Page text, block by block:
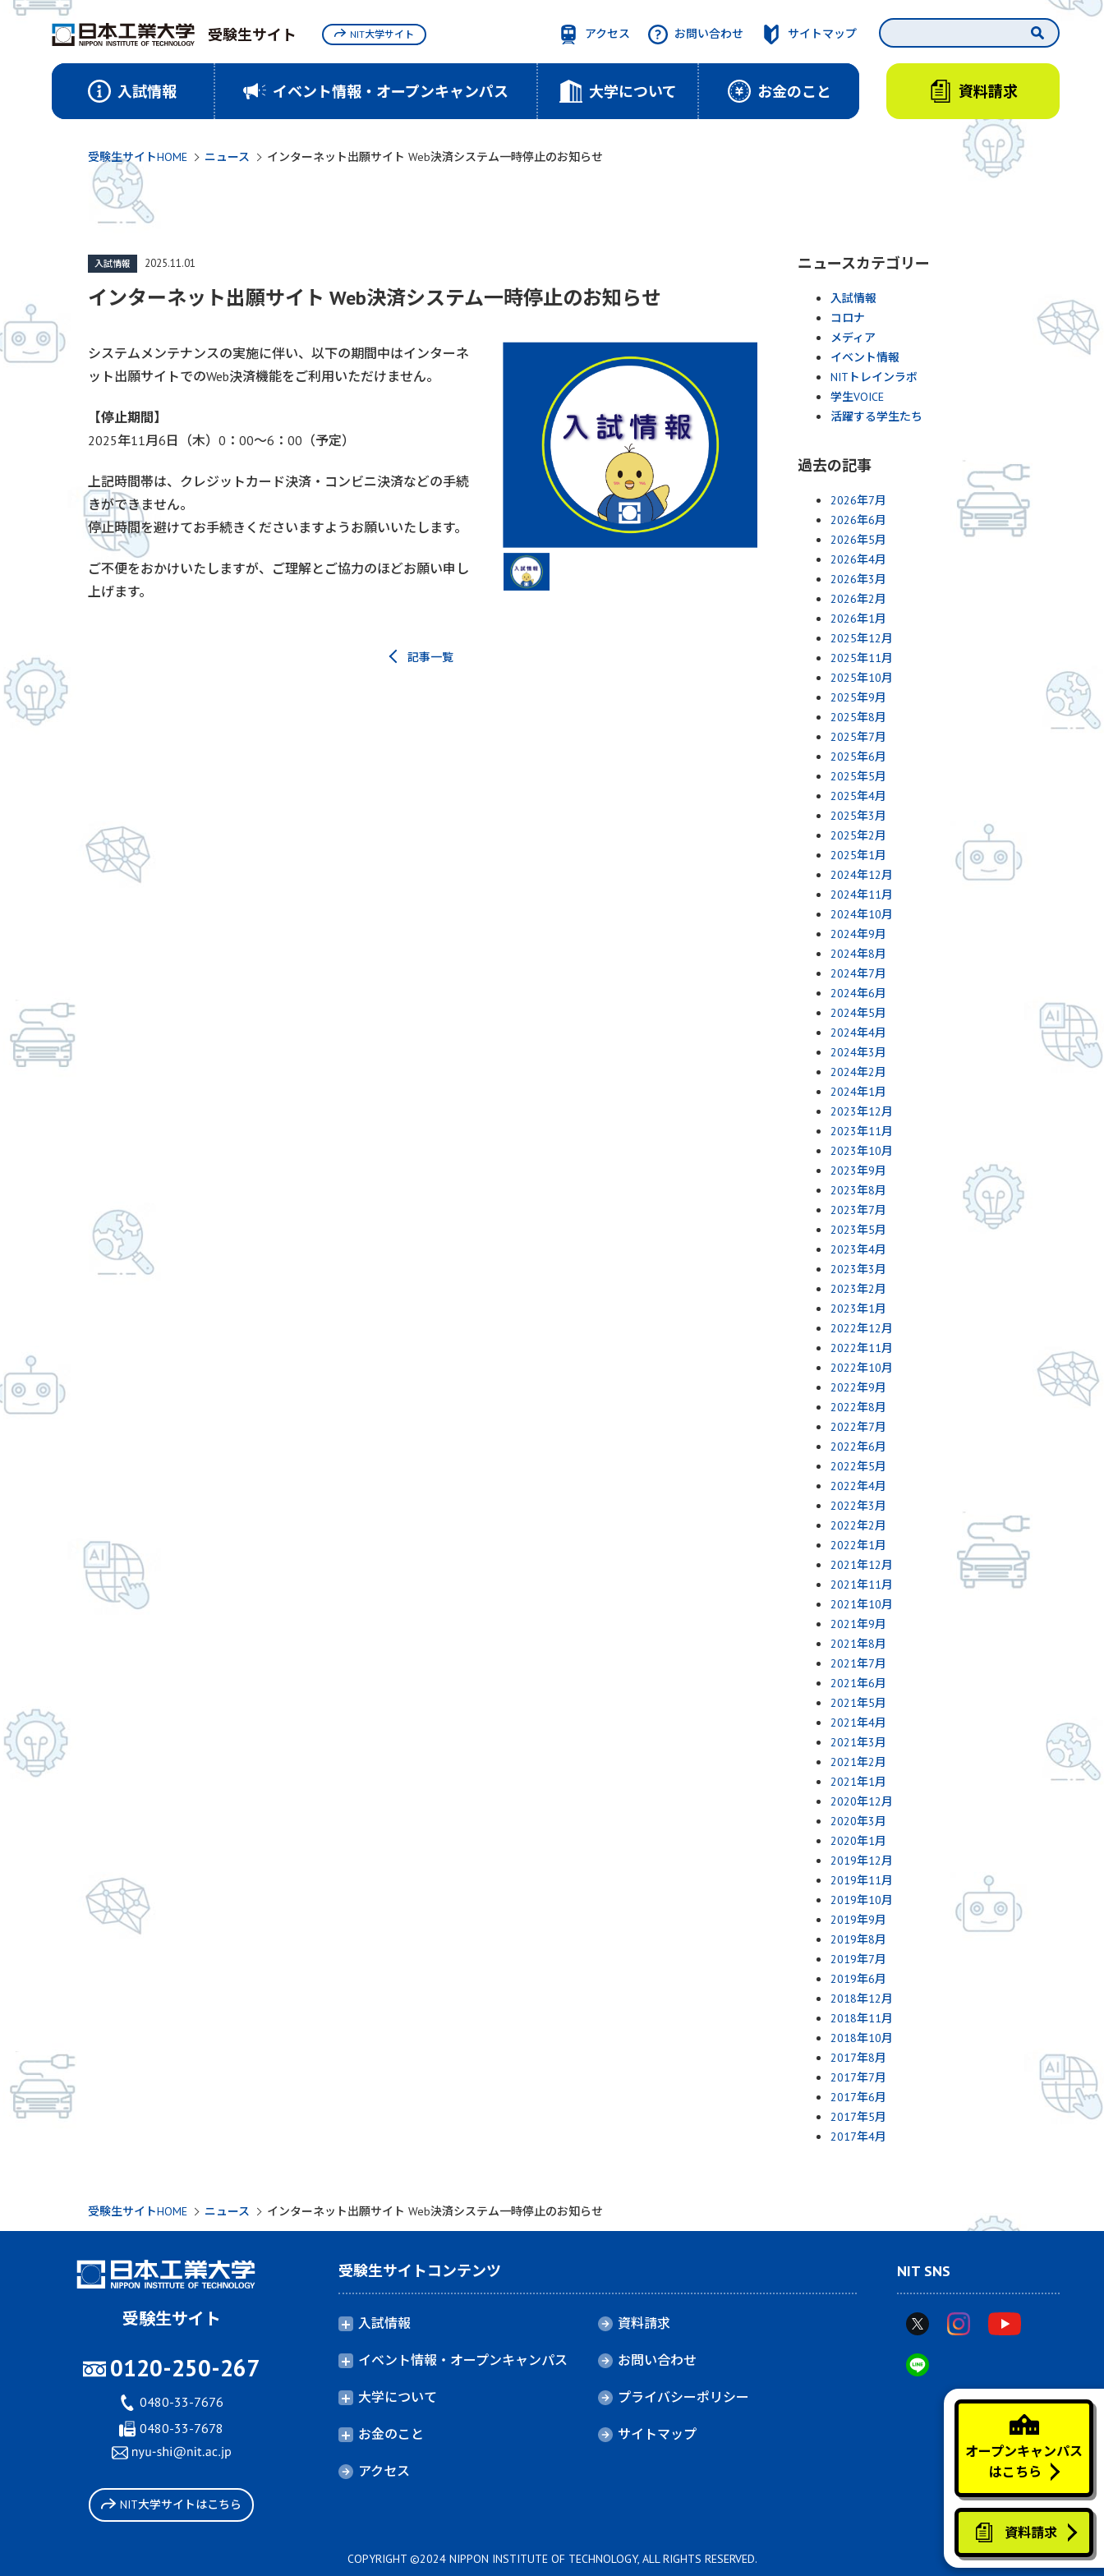
受験生サイト
入試情報 イベント情報・オープンキャンパス 大学について お金のこと
アクセス お問い合わせ サイトマップ
資料請求
NIT大学サイト
受験生サイトHOME ニュース インターネット出願サイト Web決済システム一時停止のお知らせ
インターネット出願サイト Web決済システム一時停止のお知らせ
入試情報 2025.11.01
システムメンテナンスの実施に伴い、以下の期間中はインターネ
ット出願サイトでのWeb決済機能をご利用いただけません。
【停止期間】
2025年11月6日（木）0：00～6：00（予定）
上記時間帯は、クレジットカード決済・コンビニ決済などの手続
きができません。
停止時間を避けてお手続きくださいますようお願いいたします。
ご不便をおかけいたしますが、ご理解とご協力のほどお願い申し
上げます。
記事一覧
ニュースカテゴリー
入試情報
コロナ
メディア
イベント情報
NITトレインラボ
学生VOICE
活躍する学生たち
過去の記事
2026年7月
2026年6月
2026年5月
2026年4月
2026年3月
2026年2月
2026年1月
2025年12月
2025年11月
2025年10月
2025年9月
2025年8月
2025年7月
2025年6月
2025年5月
2025年4月
2025年3月
2025年2月
2025年1月
2024年12月
2024年11月
2024年10月
2024年9月
2024年8月
2024年7月
2024年6月
2024年5月
2024年4月
2024年3月
2024年2月
2024年1月
2023年12月
2023年11月
2023年10月
2023年9月
2023年8月
2023年7月
2023年5月
2023年4月
2023年3月
2023年2月
2023年1月
2022年12月
2022年11月
2022年10月
2022年9月
2022年8月
2022年7月
2022年6月
2022年5月
2022年4月
2022年3月
2022年2月
2022年1月
2021年12月
2021年11月
2021年10月
2021年9月
2021年8月
2021年7月
2021年6月
2021年5月
2021年4月
2021年3月
2021年2月
2021年1月
2020年12月
2020年3月
2020年1月
2019年12月
2019年11月
2019年10月
2019年9月
2019年8月
2019年7月
2019年6月
2018年12月
2018年11月
2018年10月
2017年8月
2017年7月
2017年6月
2017年5月
2017年4月
受験生サイトHOME ニュース インターネット出願サイト Web決済システム一時停止のお知らせ
オープンキャンパス
はこちら
資料請求
受験生サイトコンテンツ
入試情報
イベント情報・オープンキャンパス
大学について
お金のこと
アクセス
資料請求
お問い合わせ
プライバシーポリシー
サイトマップ
NIT SNS
受験生サイト
0120-250-267
0480-33-7676
0480-33-7678
NIT大学サイトはこちら
COPYRIGHT ©2024 NIPPON INSTITUTE OF TECHNOLOGY, ALL RIGHTS RESERVED.